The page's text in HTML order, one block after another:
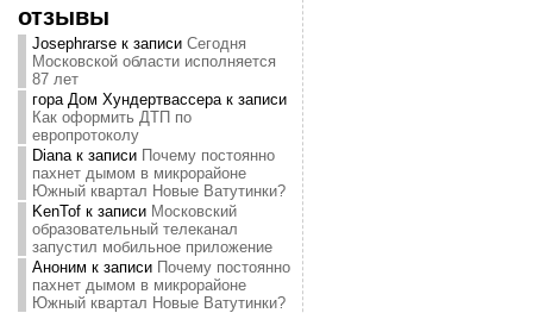
отзывы
Josephrarseк записи Сегодня
Московской области исполняется
87 лет
гора Дом Хундертвассерак записи
Как оформить ДТП по
европротоколу
Dianaк записи Почему постоянно
пахнет дымом в микрорайоне
Южный квартал Новые Ватутинки?
KenTofк записи Московский
образовательный телеканал
запустил мобильное приложение
Аноним к записи Почему постоянно
пахнет дымом в микрорайоне
Южный квартал Новые Ватутинки?